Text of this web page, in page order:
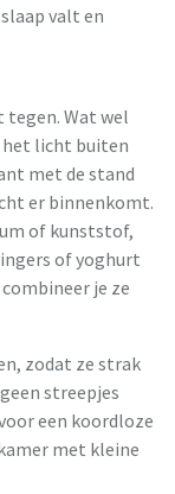
valt en
tegen. Wat wel
het licht buiten
met de stand
er binnenkomt.
of kunststof,
of yoghurt
je ze
zodat ze strak
streepjes
een koordloze
met kleine